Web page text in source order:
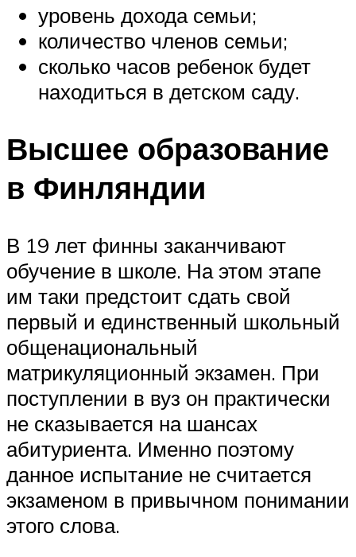
уровень дохода семьи;
количество членов семьи;
сколько часов ребенок будет
находиться в детском саду.
Высшее образование
в Финляндии
В 19 лет финны заканчивают
обучение в школе. На этом этапе
им таки предстоит сдать свой
первый и единственный школьный
общенациональный
матрикуляционный экзамен. При
поступлении в вуз он практически
не сказывается на шансах
абитуриента. Именно поэтому
данное испытание не считается
экзаменом в привычном понимании
этого слова.